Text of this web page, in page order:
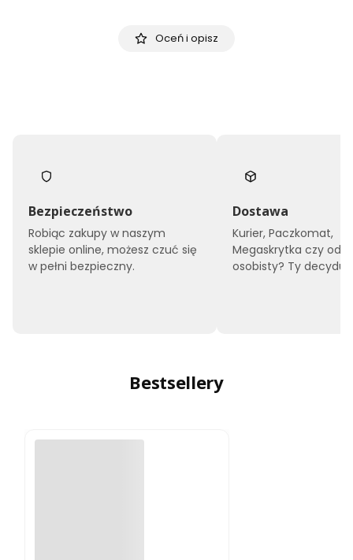
Oceń i opisz
Bezpieczeństwo
Robiąc zakupy w naszym
sklepie online, możesz czuć się
w pełni bezpieczny.
Dostawa
Kurier, Paczkomat,
Megaskrytka czy
osobisty? Ty
Bestsellery